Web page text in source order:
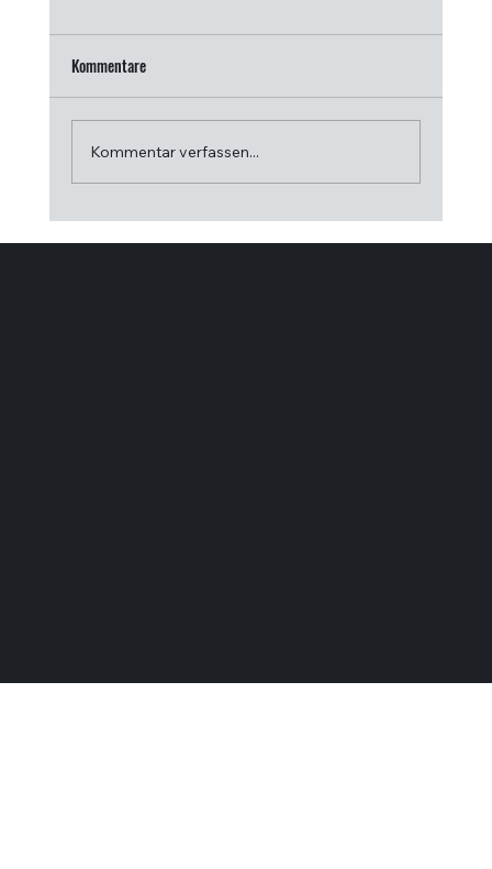
Wellnesssteuerungssysteme im Vergleich für
Kommentare
Kommentar verfassen...